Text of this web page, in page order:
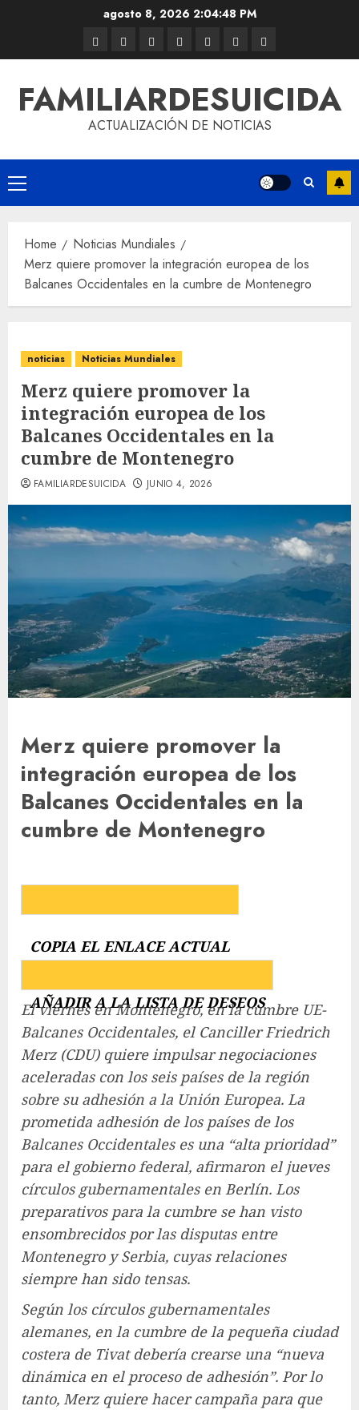
agosto 8, 2026 2:04:48 PM
FAMILIARDESUICIDA
ACTUALIZACIÓN DE NOTICIAS
Home
Noticias Mundiales
Merz quiere promover la integración europea de los
Balcanes Occidentales en la cumbre de Montenegro
noticias Noticias Mundiales
Merz quiere promover la
integración europea de los
Balcanes Occidentales en la
cumbre de Montenegro
FAMILIARDESUICIDA JUNIO 4, 2026
Merz quiere promover la
integración europea de los
Balcanes Occidentales en la
cumbre de Montenegro
COPIA EL ENLACE ACTUAL
AÑADIR A LA LISTA DE DESEOS
El viernes en Montenegro, en la cumbre UE-
Balcanes Occidentales, el Canciller Friedrich
Merz (CDU) quiere impulsar negociaciones
aceleradas con los seis países de la región
sobre su adhesión a la Unión Europea. La
prometida adhesión de los países de los
Balcanes Occidentales es una “alta prioridad”
para el gobierno federal, afirmaron el jueves
círculos gubernamentales en Berlín. Los
preparativos para la cumbre se han visto
ensombrecidos por las disputas entre
Montenegro y Serbia, cuyas relaciones
siempre han sido tensas.
Según los círculos gubernamentales
alemanes, en la cumbre de la pequeña ciudad
costera de Tivat debería crearse una “nueva
dinámica en el proceso de adhesión”. Por lo
tanto, Merz quiere hacer campaña para que